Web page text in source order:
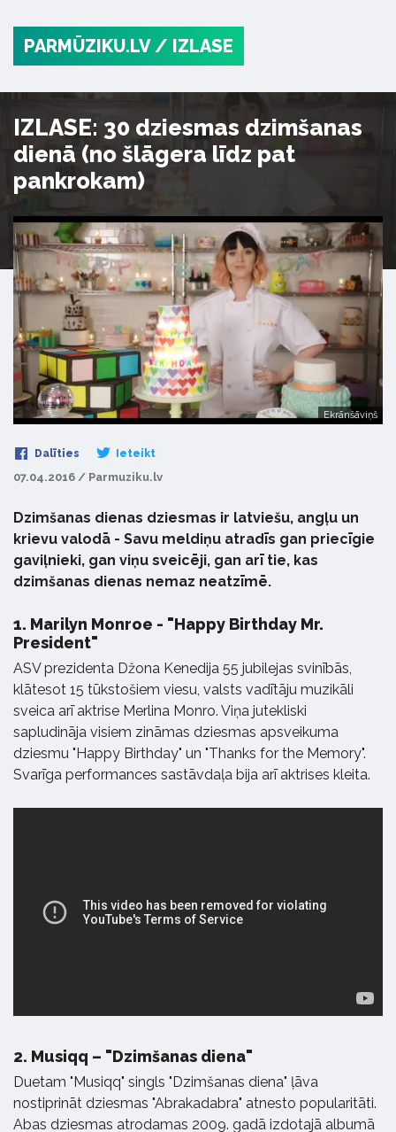
PARMŪZIKU.LV / IZLASE
IZLASE: 30 dziesmas dzimšanas
dienā (no šlāgera līdz pat
pankrokam)
Ekrānšāviņš
Dalīties Ieteikt
07.04.2016 / Parmuziku.lv
Dzimšanas dienas dziesmas ir latviešu, angļu un
krievu valodā - Savu meldiņu atradīs gan priecīgie
gaviļnieki, gan viņu sveicēji, gan arī tie, kas
dzimšanas dienas nemaz neatzīmē.
1. Marilyn Monroe - "Happy Birthday Mr.
President"
ASV prezidenta Džona Kenedija 55 jubilejas svinībās,
klātesot 15 tūkstošiem viesu, valsts vadītāju muzikāli
sveica arī aktrise Merlina Monro. Viņa jutekliski
sapludināja visiem zināmas dziesmas apsveikuma
dziesmu "Happy Birthday" un "Thanks for the Memory".
Svarīga performances sastāvdaļa bija arī aktrises kleita.
2. Musiqq – "Dzimšanas diena"
Duetam "Musiqq" singls "Dzimšanas diena" ļāva
nostiprināt dziesmas "Abrakadabra" atnesto popularitāti.
Abas dziesmas atrodamas 2009. gadā izdotajā albumā